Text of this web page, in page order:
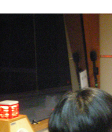
今日の番組表
週間番組表
トピックス
TBS Podcast
お知らせ
イベント・グッズ